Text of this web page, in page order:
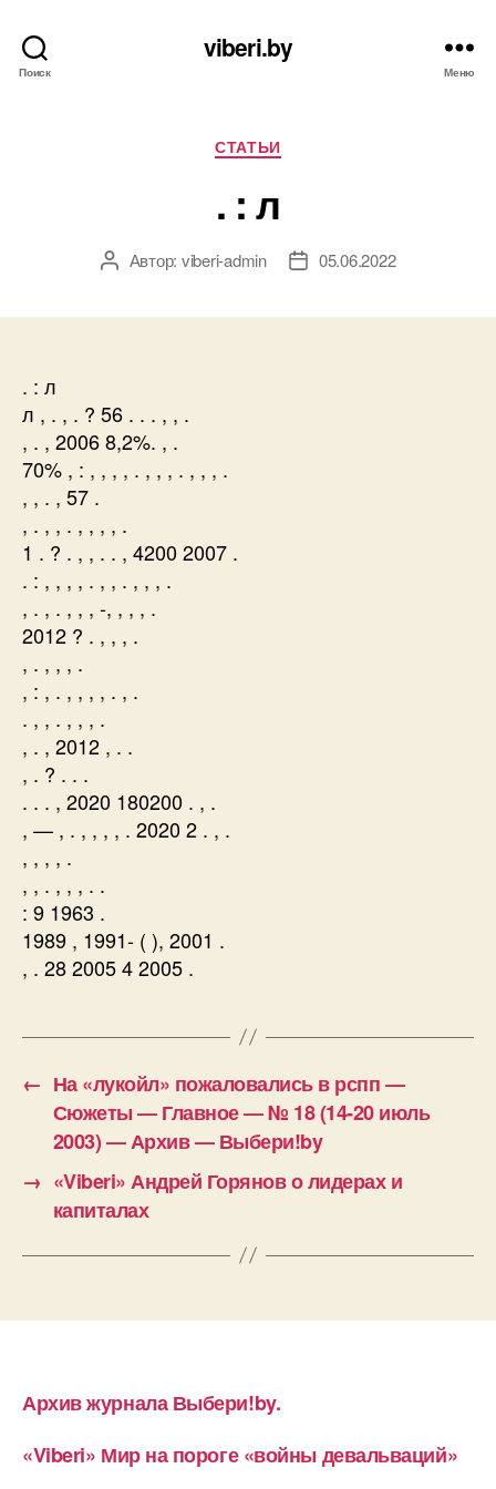
Поиск
viberi.by
Меню
Рубрики
СТАТЬИ
. : л
АвторАвтор: viberi-admin
Дата05.06.2022
. : л
л , . , . ? 56 . . . , , .
, . , 2006 8,2%. , .
70% , : , , , , . , , , . , , , .
, , . , 57 .
, . , , . , , , , .
1 . ? . , , . . , 4200 2007 .
. : , , , , . , , . , , , .
, . , . , , , -, , , , .
2012 ? . , , , .
, . , , , .
, : , . , , , , . , .
. , , . , , , .
, . , 2012 , . .
, . ? . . .
. . . , 2020 180200 . , .
, — , . , , , , . 2020 2 . , .
, , , , .
, , . , , , . .
: 9 1963 .
1989 , 1991- ( ), 2001 .
, . 28 2005 4 2005 .
← На «лукойл» пожаловались в рспп —
Сюжеты — Главное — № 18 (14-20 июль
2003) — Архив — Выбери!by
→ «Viberi» Андрей Горянов о лидерах и
капиталах
Архив журнала Выбери!by.
«Viberi» Мир на пороге «войны девальваций»